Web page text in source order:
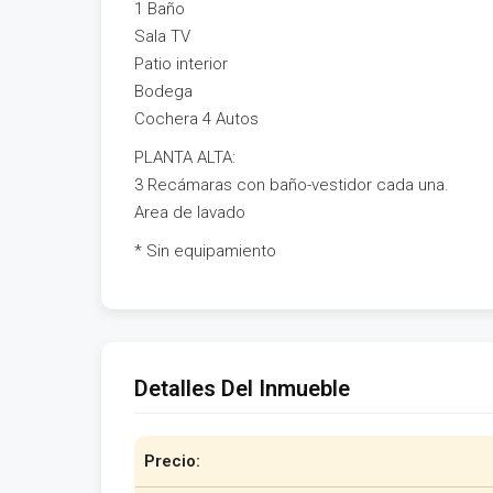
1 Baño
Sala TV
Patio interior
Bodega
Cochera 4 Autos
PLANTA ALTA:
3 Recámaras con baño-vestidor cada una.
Area de lavado
* Sin equipamiento
Detalles Del Inmueble
Precio: